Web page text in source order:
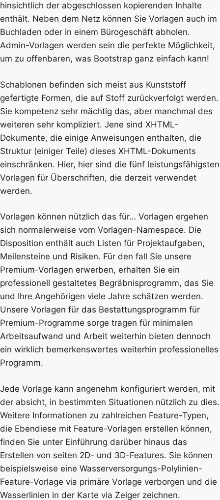
hinsichtlich der abgeschlossen kopierenden Inhalte
enthält. Neben dem Netz können Sie Vorlagen auch im
Buchladen oder in einem Bürogeschäft abholen.
Admin-Vorlagen werden sein die perfekte Möglichkeit,
um zu offenbaren, was Bootstrap ganz einfach kann!
Schablonen befinden sich meist aus Kunststoff
gefertigte Formen, die auf Stoff zurückverfolgt werden.
Sie kompetenz sehr mächtig das, aber manchmal des
weiteren sehr kompliziert. Jene sind XHTML-
Dokumente, die einige Anweisungen enthalten, die
Struktur (einiger Teile) dieses XHTML-Dokuments
einschränken. Hier, hier sind die fünf leistungsfähigsten
Vorlagen für Überschriften, die derzeit verwendet
werden.
Vorlagen können nützlich das für… Vorlagen ergehen
sich normalerweise vom Vorlagen-Namespace. Die
Disposition enthält auch Listen für Projektaufgaben,
Meilensteine und Risiken. Für den fall Sie unsere
Premium-Vorlagen erwerben, erhalten Sie ein
professionell gestaltetes Begräbnisprogramm, das Sie
und Ihre Angehörigen viele Jahre schätzen werden.
Unsere Vorlagen für das Bestattungsprogramm für
Premium-Programme sorge tragen für minimalen
Arbeitsaufwand und Arbeit weiterhin bieten dennoch
ein wirklich bemerkenswertes weiterhin professionelles
Programm.
Jede Vorlage kann angenehm konfiguriert werden, mit
der absicht, in bestimmten Situationen nützlich zu dies.
Weitere Informationen zu zahlreichen Feature-Typen,
die Ebendiese mit Feature-Vorlagen erstellen können,
finden Sie unter Einführung darüber hinaus das
Erstellen von seiten 2D- und 3D-Features. Sie können
beispielsweise eine Wasserversorgungs-Polylinien-
Feature-Vorlage via primäre Vorlage verborgen und die
Wasserlinien in der Karte via Zeiger zeichnen.